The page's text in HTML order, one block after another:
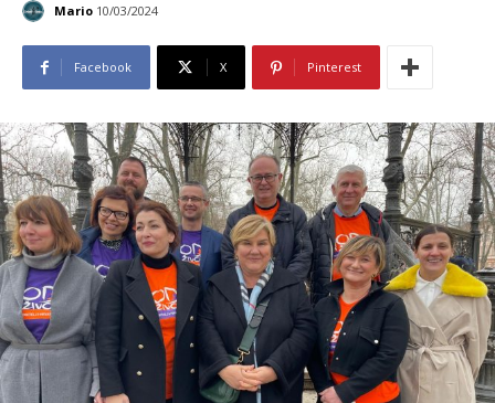
Mario 10/03/2024
Facebook X Pinterest